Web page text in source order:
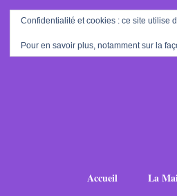
Accueil La
Confidentialité et cookies : ce site utilise
Pour en savoir plus, notamment sur la